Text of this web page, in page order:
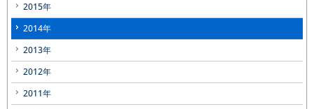
2015年
2014年
2013年
2012年
2011年